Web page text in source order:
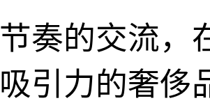
奏的交流，
引力的奢侈